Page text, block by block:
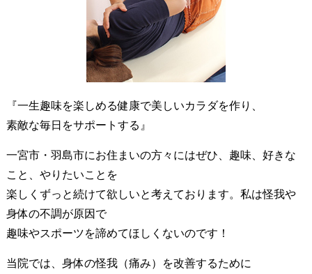
『一生趣味を楽しめる健康で美しいカラダを作り、
素敵な毎日をサポートする』
一宮市・羽島市にお住まいの方々にはぜひ、趣味、好きな
こと、やりたいことを
楽しくずっと続けて欲しいと考えております。私は怪我や
身体の不調が原因で
趣味やスポーツを諦めてほしくないのです！
当院では、身体の怪我（痛み）を改善するために